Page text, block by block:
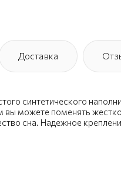
Доставка
синтетического
вы можете поменять
сна. Надежное